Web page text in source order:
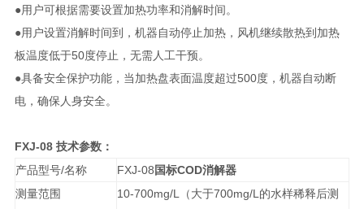
●用户可根据需要设置加热功率和消解时间。
●用户设置消解时间到，机器自动停止加热，风机继续散热到加热
板温度低于50度停止，无需人工干预。
●具备安全保护功能，当加热盘表面温度超过500度，机器自动断
电，确保人身安全。
FXJ-08 技术参数：
产品型号/名称
FXJ-08国标COD消解器
测量范围
10-700mg/L
（大于700mg/L的水样稀释后测